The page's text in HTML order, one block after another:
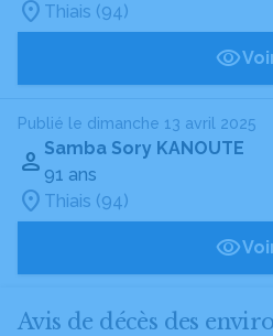
Thiais (94)
Publié le dimanche 13 avril 2025
Samba Sory KANOUTE
91 ans
Thiais (94)
Avis de décès des